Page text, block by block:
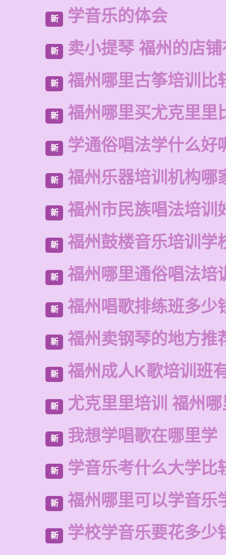
新 学音乐的体会
新 卖小提琴 福州的店
新 福州哪里古筝培训比
新 福州哪里买尤克里里
新 学通俗唱法学什么好
新 福州乐器培训机构哪
新 福州市民族唱法培训
新 福州鼓楼音乐培训学
新 福州哪里通俗唱法培
新 福州唱歌排练班多少
新 福州卖钢琴的地方推
新 福州成人K歌培训班
新 尤克里里培训 福州
新 我想学唱歌在哪里学
新 学音乐考什么大学比
新 福州哪里可以学音乐
新 学校学音乐要花多少